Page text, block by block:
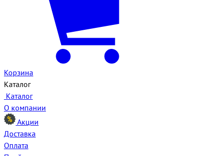
Корзина
Каталог
Каталог
О компании
Акции
Доставка
Оплата